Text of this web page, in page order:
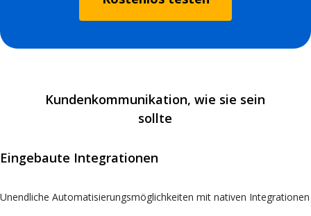
Kundenkommunikation, wie sie sein
sollte
Eingebaute Integrationen
Unendliche Automatisierungsmöglichkeiten mit nativen Integrationen